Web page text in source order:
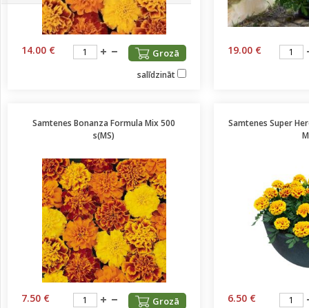
14.00 € Grozā
salīdzināt
19.00 €
Samtenes Bonanza Formula Mix 500
s(MS)
7.50 € Grozā
Samtenes Super
6.50 €